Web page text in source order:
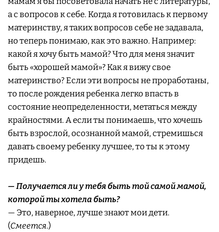
а с вопросов к себе. Когда я готовилась к первому
материнству, я таких вопросов себе не задавала,
но теперь понимаю, как это важно. Например:
какой я хочу быть мамой? Что для меня значит
быть «хорошей мамой»? Как я вижу свое
материнство? Если эти вопросы не проработаны,
то после рождения ребенка легко впасть в
состояние неопределенности, метаться между
крайностями. А если ты понимаешь, что хочешь
быть взрослой, осознанной мамой, стремишься
давать своему ребенку лучшее, то ты к этому
придешь.
— Получается ли у тебя быть той самой мамой,
которой ты хотела быть?
— Это, наверное, лучше знают мои дети.
(Смеется.)